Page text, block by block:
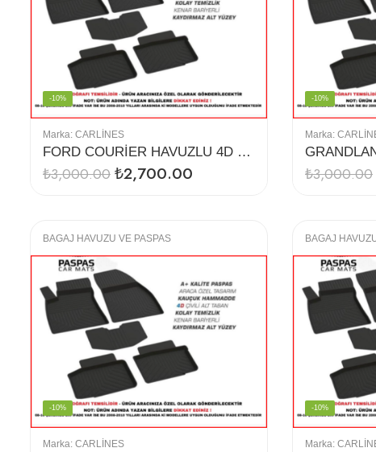
Marka: CARLINES
FORD COURİER HAVUZLU 4D PASPAS
-10%
₺3,000.00₺2,700.00
Marka:
-10%
₺3,000.00
BAGAJ HAVUZU VE PASPAS
Marka: CARLINES
-10%
BAGAJ
Marka:
-10%